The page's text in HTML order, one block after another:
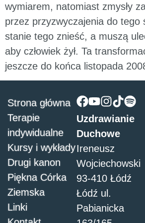
wymiarem, natomiast zmysły
przez przyzwyczajenia do tego
stanie tego znieść, a muszą
aby człowiek żył. Ta
jeszcze do końca listopada
Uzdrawianie
Duchowe
Ireneusz
Wojciechowski
93-410 Łódź
Łódź ul.
Pabianicka
Strona główna
Terapie
indywidualne
Kursy i wykłady
Drugi kanon
Piękna Córka
Ziemska
Linki